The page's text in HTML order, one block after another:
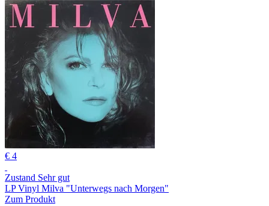
€ 4
Zustand Sehr gut
LP Vinyl Milva "Unterwegs nach Morgen"
Zum Produkt